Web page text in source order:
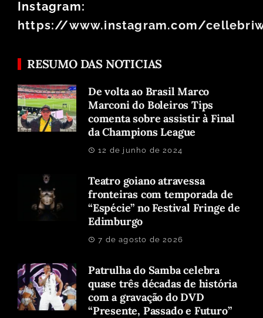
Instagram:
https://www.instagram.com/
RESUMO DAS NOTICIAS
De volta ao Brasil Marco
Marconi do Boleiros Tips
comenta sobre assistir à Final
da Champions League
12 de junho de 2024
Teatro goiano atravessa
fronteiras com temporada de
“Espécie” no Festival Fringe de
Edimburgo
7 de agosto de 2026
Patrulha do Samba celebra
quase três décadas de história
com a gravação do DVD
“Presente, Passado e Futuro”